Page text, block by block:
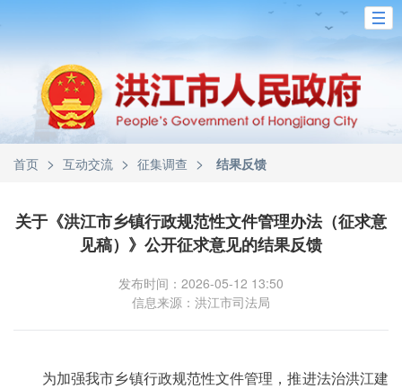
首页 > 互动交流 > 征集调查 > 结果反馈
关于《洪江市乡镇行政规范性文件管理办法（征求意
见稿）》公开征求意见的结果反馈
发布时间：2026-05-12 13:50
信息来源：洪江市司法局
为加强我市乡镇行政规范性文件管理，推进法治洪江建